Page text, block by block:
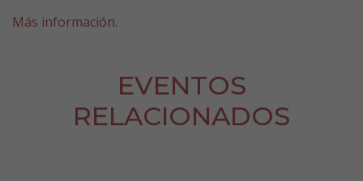
Más información.
EVENTOS
RELACIONADOS